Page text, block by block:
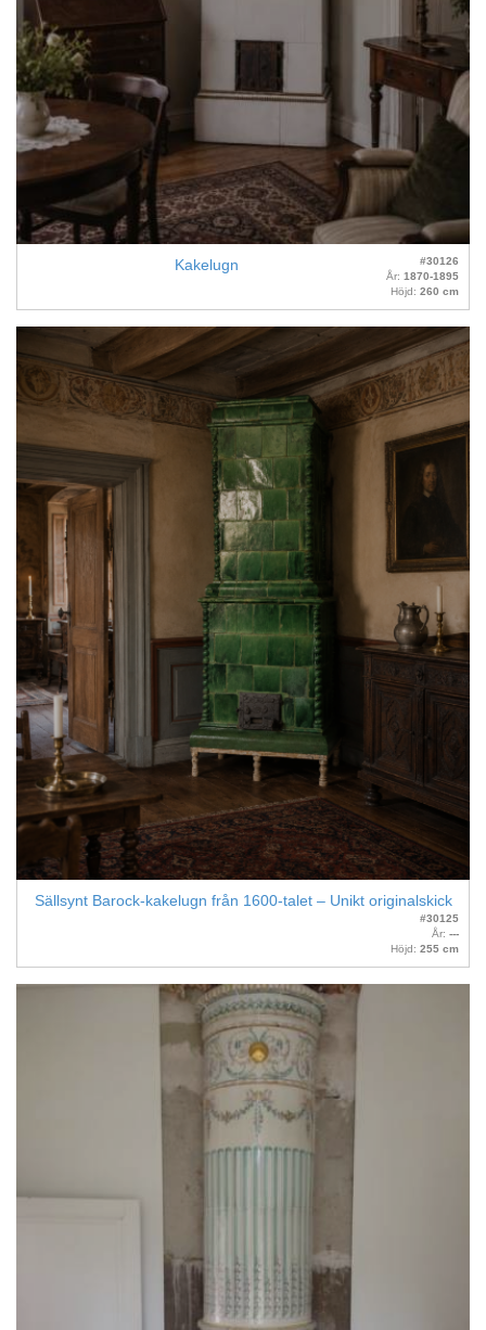
Kakelugn
#30126
År: 1870-1895
Höjd: 260 cm
Sällsynt Barock-kakelugn från 1600-talet – Unikt originalskick
#30125
År: ---
Höjd: 255 cm